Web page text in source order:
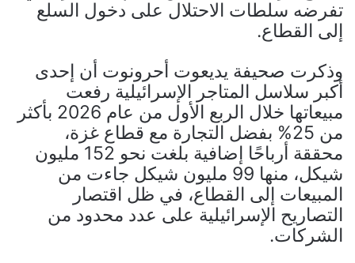
تفرضه سلطات الاحتلال على دخول السلع
إلى القطاع.
وذكرت صحيفة يديعوت أحرونوت أن إحدى
أكبر سلاسل المتاجر الإسرائيلية رفعت
مبيعاتها خلال الربع الأول من عام 2026 بأكثر
من 25% بفضل التجارة مع قطاع غزة،
محققة أرباحًا إضافية بلغت نحو 152 مليون
شيكل، منها 99 مليون شيكل جاءت من
المبيعات إلى القطاع، في ظل اقتصار
التصاريح الإسرائيلية على عدد محدود من
الشركات.